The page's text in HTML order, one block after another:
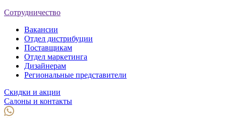
Сотрудничество
Вакансии
Отдел дистрибуции
Поставщикам
Отдел маркетинга
Дизайнерам
Региональные представители
Скидки и акции
Салоны и контакты